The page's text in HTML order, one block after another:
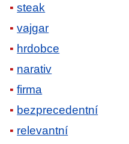
steak
vajgar
hrdobce
narativ
firma
bezprecedentní
relevantní